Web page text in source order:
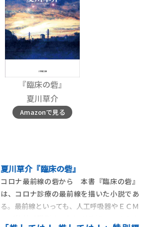
『臨床の砦』
夏川草介
Amazonで見る
夏川草介『臨床の砦』
コロナ最前線の砦から 本書『臨床の砦』
は、コロナ診療の最前線を描いた小説であ
る。最前線といっても、人工呼吸器やＥＣＭ